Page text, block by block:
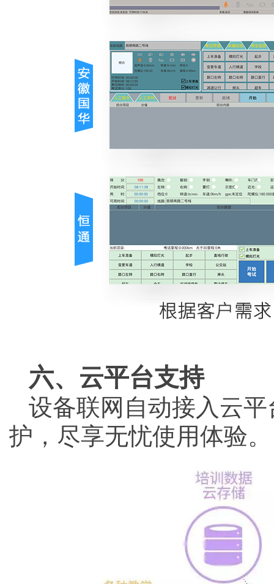
六、云平台支持
设备联网自动接入云
护，尽享无忧使用体验。